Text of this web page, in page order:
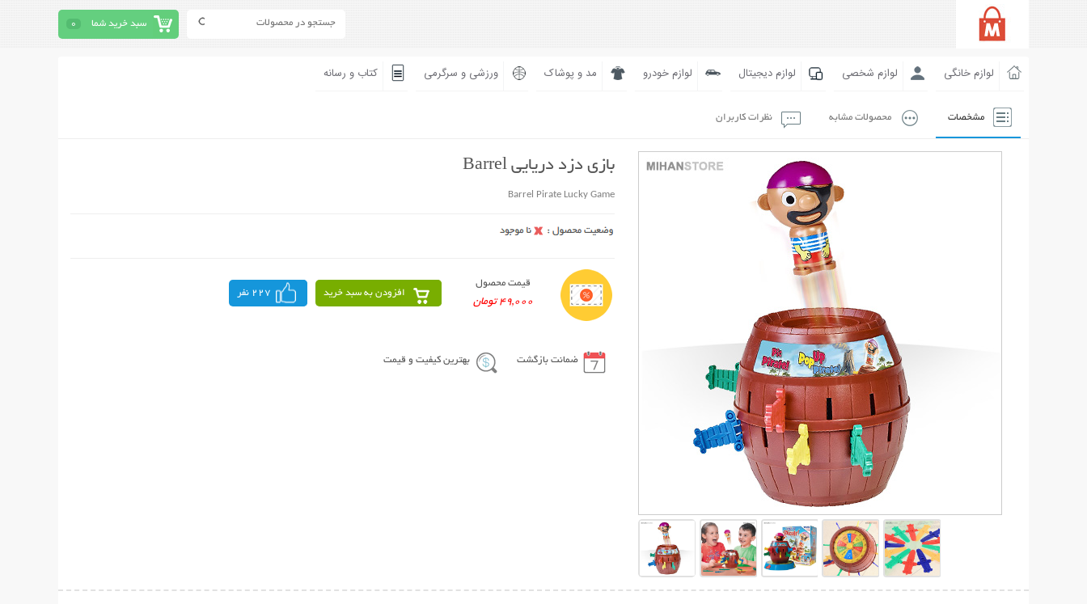
سبد خرید شما 0
لوازم خانگی لوازم شخصی لوازم دیجیتال لوازم خودرو مد و پوشاک ورزشی و سرگرمی کتاب و رسانه
مشخصات محصولات مشابه نظرات کاربران
بازی دزد دریایی Barrel
Barrel Pirate Lucky Game
قیمت محصول
49,000 تومان
افزودن به سبد خرید 227 نفر
ضمانت بازگشت بهترین کیفیت و قیمت